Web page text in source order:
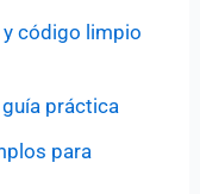
código limpio
práctica
para